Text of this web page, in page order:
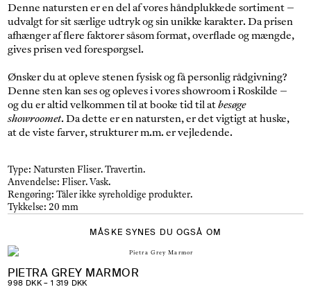
Denne natursten er en del af vores håndplukkede sortiment –
udvalgt for sit særlige udtryk og sin unikke karakter. Da prisen
afhænger af flere faktorer såsom format, overflade og mængde,
gives prisen ved forespørgsel.
Ønsker du at opleve stenen fysisk og få personlig rådgivning?
Denne sten kan ses og opleves i vores showroom i Roskilde –
og du er altid velkommen til at booke tid til atbesøge
showroomet. Da dette er en natursten, er det vigtigt at huske,
at de viste farver, strukturer m.m. er vejledende.
Type:Natursten Fliser.Travertin.
Anvendelse:Fliser.Vask.
Rengøring:Tåler ikke syreholdige produkter.
Tykkelse:20 mm
MÅSKE SYNES DU OGSÅ OM
PIETRA GREY MARMOR
998 DKK – 1 319 DKKPRISINTERVAL: